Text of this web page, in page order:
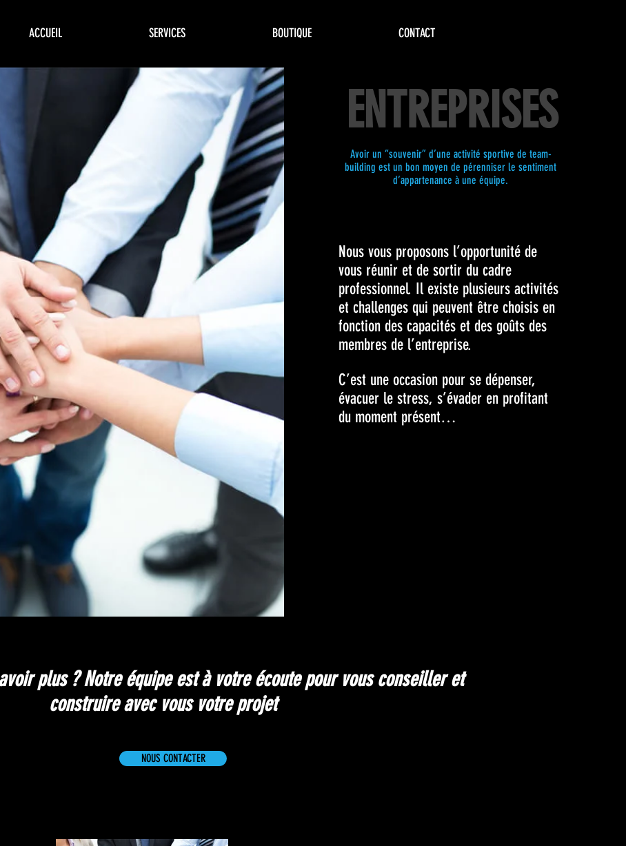
ACCUEIL SERVICES BOUTIQUE CONTACT
ENTREPRISES
Avoir un “souvenir” d’une activité sportive de team-
building est un bon moyen de pérenniser le sentiment
d’appartenance à une équipe.
Nous vous proposons l’opportunité de
vous réunir et de sortir du cadre
professionnel. Il existe plusieurs activités
et challenges qui peuvent être choisis en
fonction des capacités et des goûts des
membres de l’entreprise.
C’est une occasion pour se dépenser,
évacuer le stress, s’évader en profitant
du moment présent…
plus ? Notre équipe est à votre écoute pour vous conseiller et
construire avec vous votre projet
NOUS CONTACTER